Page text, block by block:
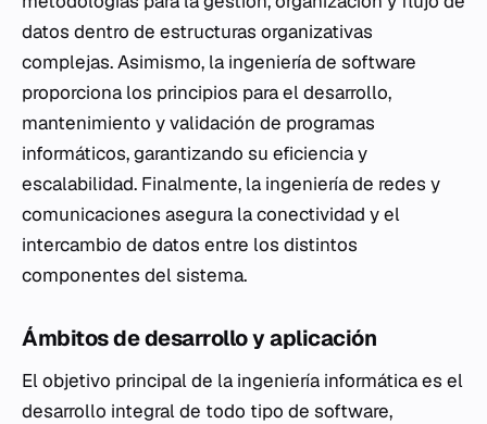
datos dentro de estructuras organizativas
complejas. Asimismo, la ingeniería de software
proporciona los principios para el desarrollo,
mantenimiento y validación de programas
informáticos, garantizando su eficiencia y
escalabilidad. Finalmente, la ingeniería de redes y
comunicaciones asegura la conectividad y el
intercambio de datos entre los distintos
componentes del sistema.
Ámbitos de desarrollo y aplicación
El objetivo principal de la ingeniería informática es el
desarrollo integral de todo tipo de software,